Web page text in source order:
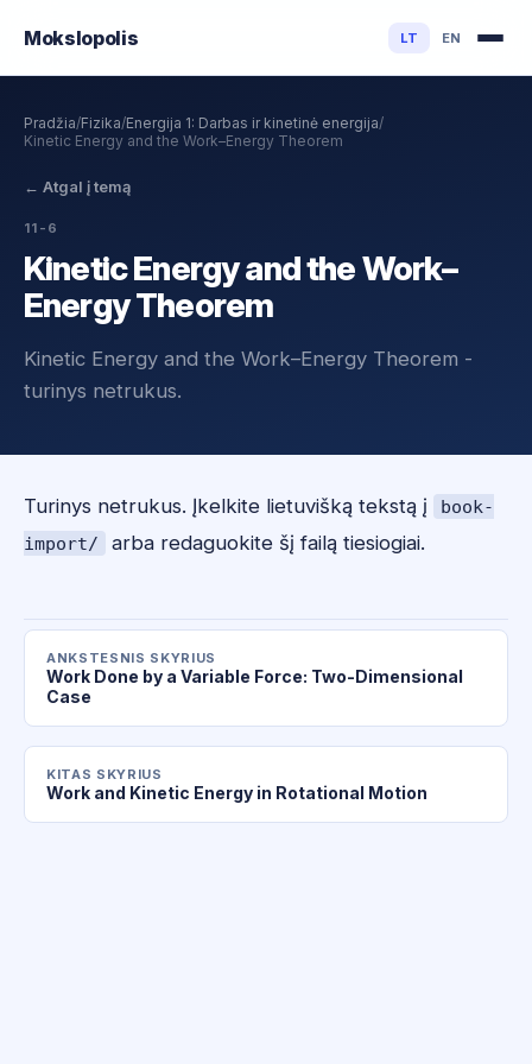
Mokslopolis LT EN
Pradžia/Fizika/Energija 1: Darbas ir kinetinė energija/
Kinetic Energy and the Work–Energy Theorem
← Atgal į temą
11-6
Kinetic Energy and the Work–
Energy Theorem
Kinetic Energy and the Work–Energy Theorem -
turinys netrukus.
Turinys netrukus. Įkelkite lietuvišką tekstą į
book-
import/
arba redaguokite šį failą tiesiogiai.
ANKSTESNIS SKYRIUS
Work Done by a Variable Force: Two-Dimensional
Case
KITAS SKYRIUS
Work and Kinetic Energy in Rotational Motion